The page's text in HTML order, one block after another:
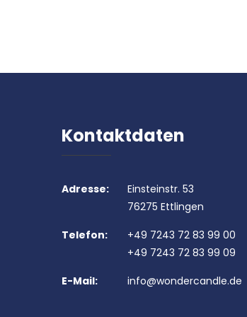
Kontaktdaten
Adresse:
Einsteinstr. 53
76275 Ettlingen
Telefon:
+49 7243 72 83 99 00
+49 7243 72 83 99 09
E-Mail:
info@wondercandle.de